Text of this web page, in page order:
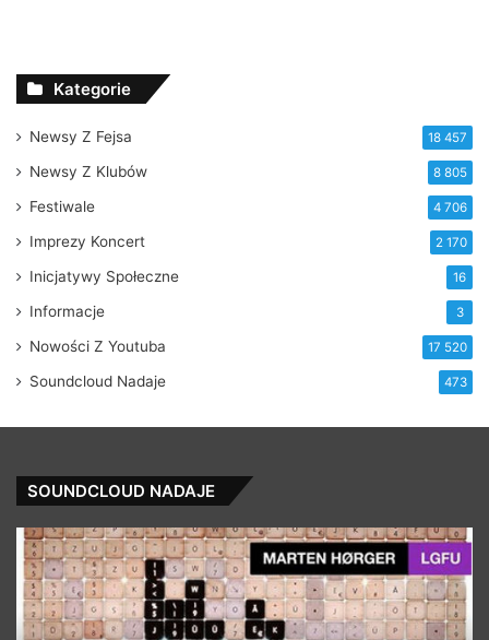
Kategorie
Newsy Z Fejsa 18 457
Newsy Z Klubów 8 805
Festiwale 4 706
Imprezy Koncert 2 170
Inicjatywy Społeczne 16
Informacje 3
Nowości Z Youtuba 17 520
Soundcloud Nadaje 473
SOUNDCLOUD NADAJE
Krafty:Chali
BBC
Radio
6
Session